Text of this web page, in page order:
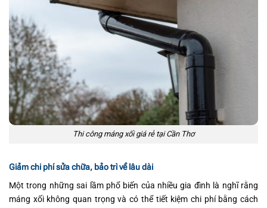
Thi công máng xối giá rẻ tại Cần Thơ
Giảm chi phí sửa chữa, bảo trì về lâu dài
Một trong những sai lầm phổ biến của nhiều gia đình là nghĩ rằng
máng xối không quan trọng và có thể tiết kiệm chi phí bằng cách